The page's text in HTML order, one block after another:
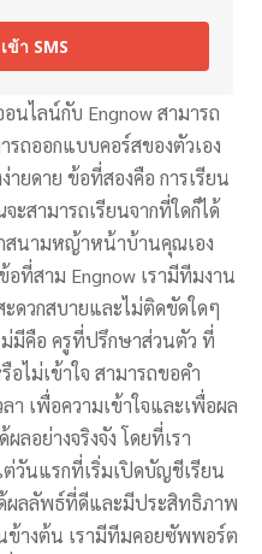
ข้า SMS
นไลน์กับ Engnow สามารถ
รถออกแบบคอร์สของตัวเอง
ายดาย ข้อที่สองคือ การเรียน
สามารถเรียนจากที่ใดก็ได้
สนามหญ้าหน้าบ้านคุณเอง
ที่สาม Engnow เรามีทีมงาน
ดวกสบายและไม่ติดขัดใดๆ
มีคือ ครูที่ปรึกษาส่วนตัว ที่
ไม่เข้าใจ สามารถขอคำ
า เพื่อความเข้าใจและเพื่อผล
อย่างจริงจัง โดยที่เรา
วันแรกที่เริ่มเปิดบัญชีเรียน
ผลลัพธ์ที่ดีและมีประสิทธิภาพ
ข้างต้น เรามีทีมคอยซัพพอร์ต